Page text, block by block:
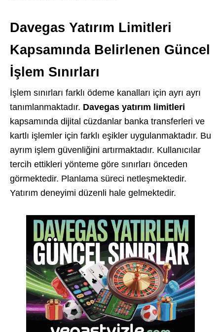
Davegas Yatırım Limitleri
Kapsamında Belirlenen Güncel
İşlem Sınırları
İşlem sınırları farklı ödeme kanalları için ayrı ayrı
tanımlanmaktadır. Davegas yatırım limitleri
kapsamında dijital cüzdanlar banka transferleri ve
kartlı işlemler için farklı eşikler uygulanmaktadır. Bu
ayrım işlem güvenliğini artırmaktadır. Kullanıcılar
tercih ettikleri yönteme göre sınırları önceden
görmektedir. Planlama süreci netleşmektedir.
Yatırım deneyimi düzenli hale gelmektedir.